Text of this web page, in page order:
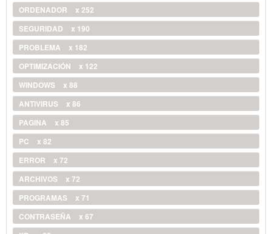
ORDENADOR
x 252
SEGURIDAD
x 190
PROBLEMA
x 182
OPTIMIZACIÓN
x 122
WINDOWS
x 88
ANTIVIRUS
x 86
PAGINA
x 85
PC
x 82
ERROR
x 72
ARCHIVOS
x 72
PROGRAMAS
x 71
CONTRASEÑA
x 67